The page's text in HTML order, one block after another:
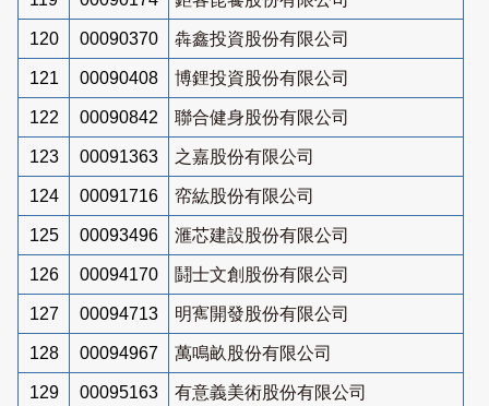
120 00090370 犇鑫投資股份有限公司
121 00090408 博鋰投資股份有限公司
122 00090842 聯合健身股份有限公司
123 00091363 之嘉股份有限公司
124 00091716 帟紘股份有限公司
125 00093496 滙芯建設股份有限公司
126 00094170 鬪士文創股份有限公司
127 00094713 明寯開發股份有限公司
128 00094967 萬鳴畝股份有限公司
129 00095163 有意義美術股份有限公司